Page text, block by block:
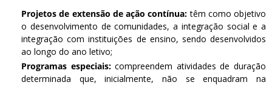
Projetos de extensão de ação contínua: têm como objetivo
o desenvolvimento de comunidades, a integração social e a
integração com instituições de ensino, sendo desenvolvidos
ao longo do ano letivo;
Programas especiais:compreendem atividades de duração
determinada que, inicialmente, não se enquadram na